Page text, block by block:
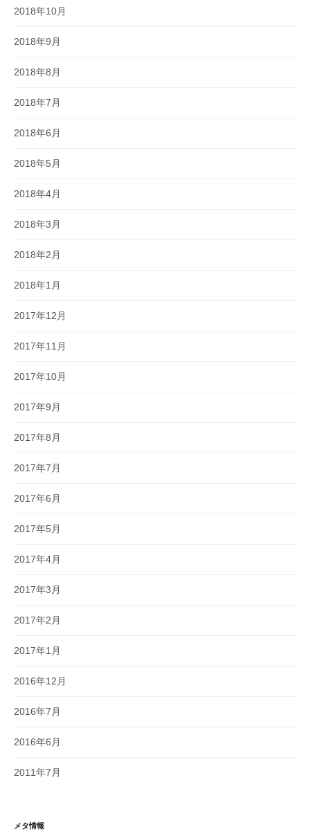
2018年10月
2018年9月
2018年8月
2018年7月
2018年6月
2018年5月
2018年4月
2018年3月
2018年2月
2018年1月
2017年12月
2017年11月
2017年10月
2017年9月
2017年8月
2017年7月
2017年6月
2017年5月
2017年4月
2017年3月
2017年2月
2017年1月
2016年12月
2016年7月
2016年6月
2011年7月
メタ情報